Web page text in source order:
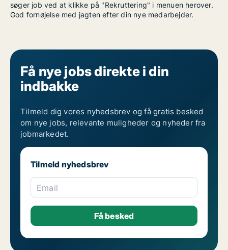
søger job ved at klikke på "Rekruttering" i menuen herover.
God fornøjelse med jagten efter din nye medarbejder.
Få nye jobs direkte i din
indbakke
Tilmeld dig vores nyhedsbrev og få gratis besked
om nye jobs, relevante muligheder og nyheder fra
jobmarkedet.
Tilmeld nyhedsbrev
Email